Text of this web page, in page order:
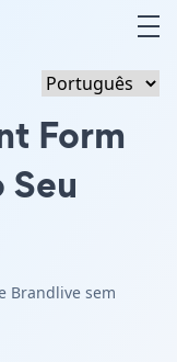
Form
Brandlive sem